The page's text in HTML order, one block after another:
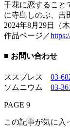
千花に恋すること
に寺島しのぶ、吉
2024年8月29日（
作品ページ／
■ お問い合わせ
ススプレス 03-
ソムニウム 03-
PAGE 9
この記事が気に入